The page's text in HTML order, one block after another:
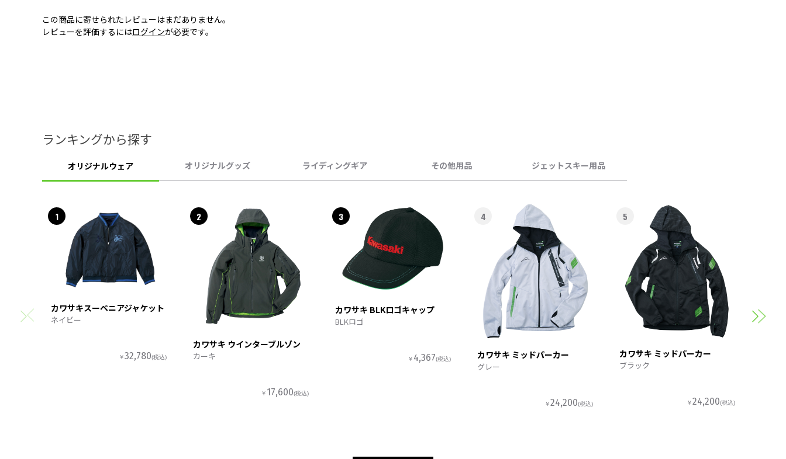
この商品に寄せられたレビューはまだありません。
レビューを評価するにはログインが必要です。
ランキングから探す
オリジナルウェア オリジナルグッズ ライディングギア その他用品 ジェットスキー用品
1
カワサキスーベニアジャケット
ネイビー
￥32,780(税込)
2
カワサキ ウインターブルゾン
カーキ
￥ 17,600(税込)
3
カワサキ BLKロゴキャップ
BLKロゴ
￥ 4,367(税込)
4
カワサキ ミッドパーカー
グレー
￥24,200(税込)
5
カワサキ ミッドパーカー
ブラック
￥24,200(税込)
スポ